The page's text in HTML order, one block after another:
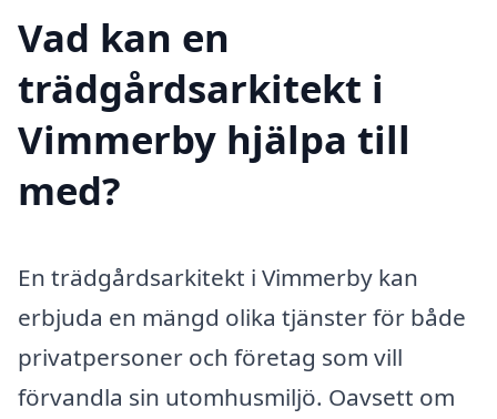
Vad kan en
trädgårdsarkitekt i
Vimmerby hjälpa till
med?
En trädgårdsarkitekt i Vimmerby kan
erbjuda en mängd olika tjänster för både
privatpersoner och företag som vill
förvandla sin utomhusmiljö. Oavsett om